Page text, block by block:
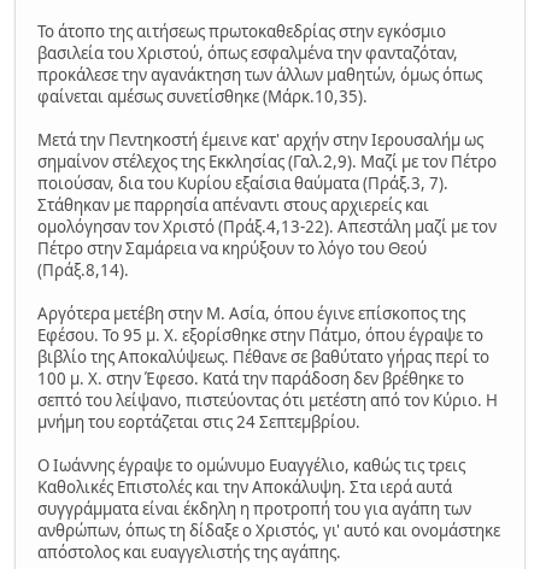
Το άτοπο της αιτήσεως πρωτοκαθεδρίας στην εγκόσμιο
βασιλεία του Χριστού, όπως εσφαλμένα την φανταζόταν,
προκάλεσε την αγανάκτηση των άλλων μαθητών, όμως όπως
φαίνεται αμέσως συνετίσθηκε (Μάρκ.10,35).
Μετά την Πεντηκοστή έμεινε κατ' αρχήν στην Ιερουσαλήμ ως
σημαίνον στέλεχος της Εκκλησίας (Γαλ.2,9). Μαζί με τον Πέτρο
ποιούσαν, δια του Κυρίου εξαίσια θαύματα (Πράξ.3, 7).
Στάθηκαν με παρρησία απέναντι στους αρχιερείς και
ομολόγησαν τον Χριστό (Πράξ.4,13-22). Απεστάλη μαζί με τον
Πέτρο στην Σαμάρεια να κηρύξουν το λόγο του Θεού
(Πράξ.8,14).
Αργότερα μετέβη στην Μ. Ασία, όπου έγινε επίσκοπος της
Εφέσου. Το 95 μ. Χ. εξορίσθηκε στην Πάτμο, όπου έγραψε το
βιβλίο της Αποκαλύψεως. Πέθανε σε βαθύτατο γήρας περί το
100 μ. Χ. στην Έφεσο. Κατά την παράδοση δεν βρέθηκε το
σεπτό του λείψανο, πιστεύοντας ότι μετέστη από τον Κύριο. Η
μνήμη του εορτάζεται στις 24 Σεπτεμβρίου.
Ο Ιωάννης έγραψε το ομώνυμο Ευαγγέλιο, καθώς τις τρεις
Καθολικές Επιστολές και την Αποκάλυψη. Στα ιερά αυτά
συγγράμματα είναι έκδηλη η προτροπή του για αγάπη των
ανθρώπων, όπως τη δίδαξε ο Χριστός, γι' αυτό και ονομάστηκε
απόστολος και ευαγγελιστής της αγάπης.